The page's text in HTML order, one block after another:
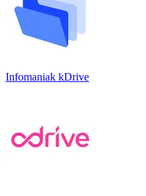
Infomaniak kDrive